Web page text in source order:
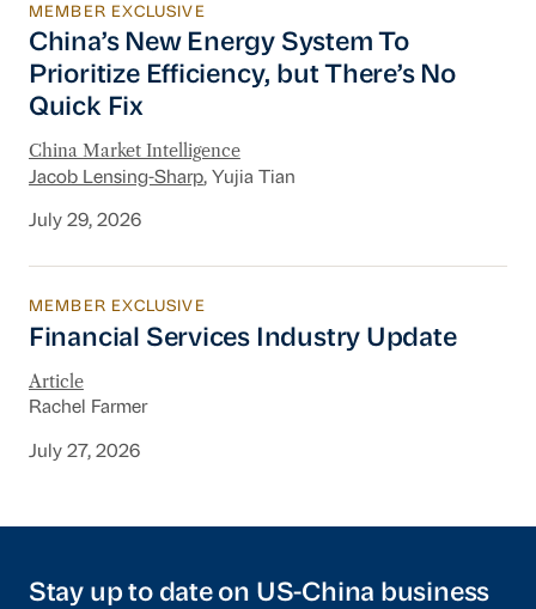
China’s New Energy System To Prioritize
MEMBER EXCLUSIVE
China’s New Energy System To
Prioritize Efficiency, but There’s No
Quick Fix
China Market Intelligence
Jacob Lensing-Sharp, Yujia Tian
July 29, 2026
Financial Services Industry Update
MEMBER EXCLUSIVE
Financial Services Industry Update
Article
Rachel Farmer
July 27, 2026
Stay up to date on US-China business